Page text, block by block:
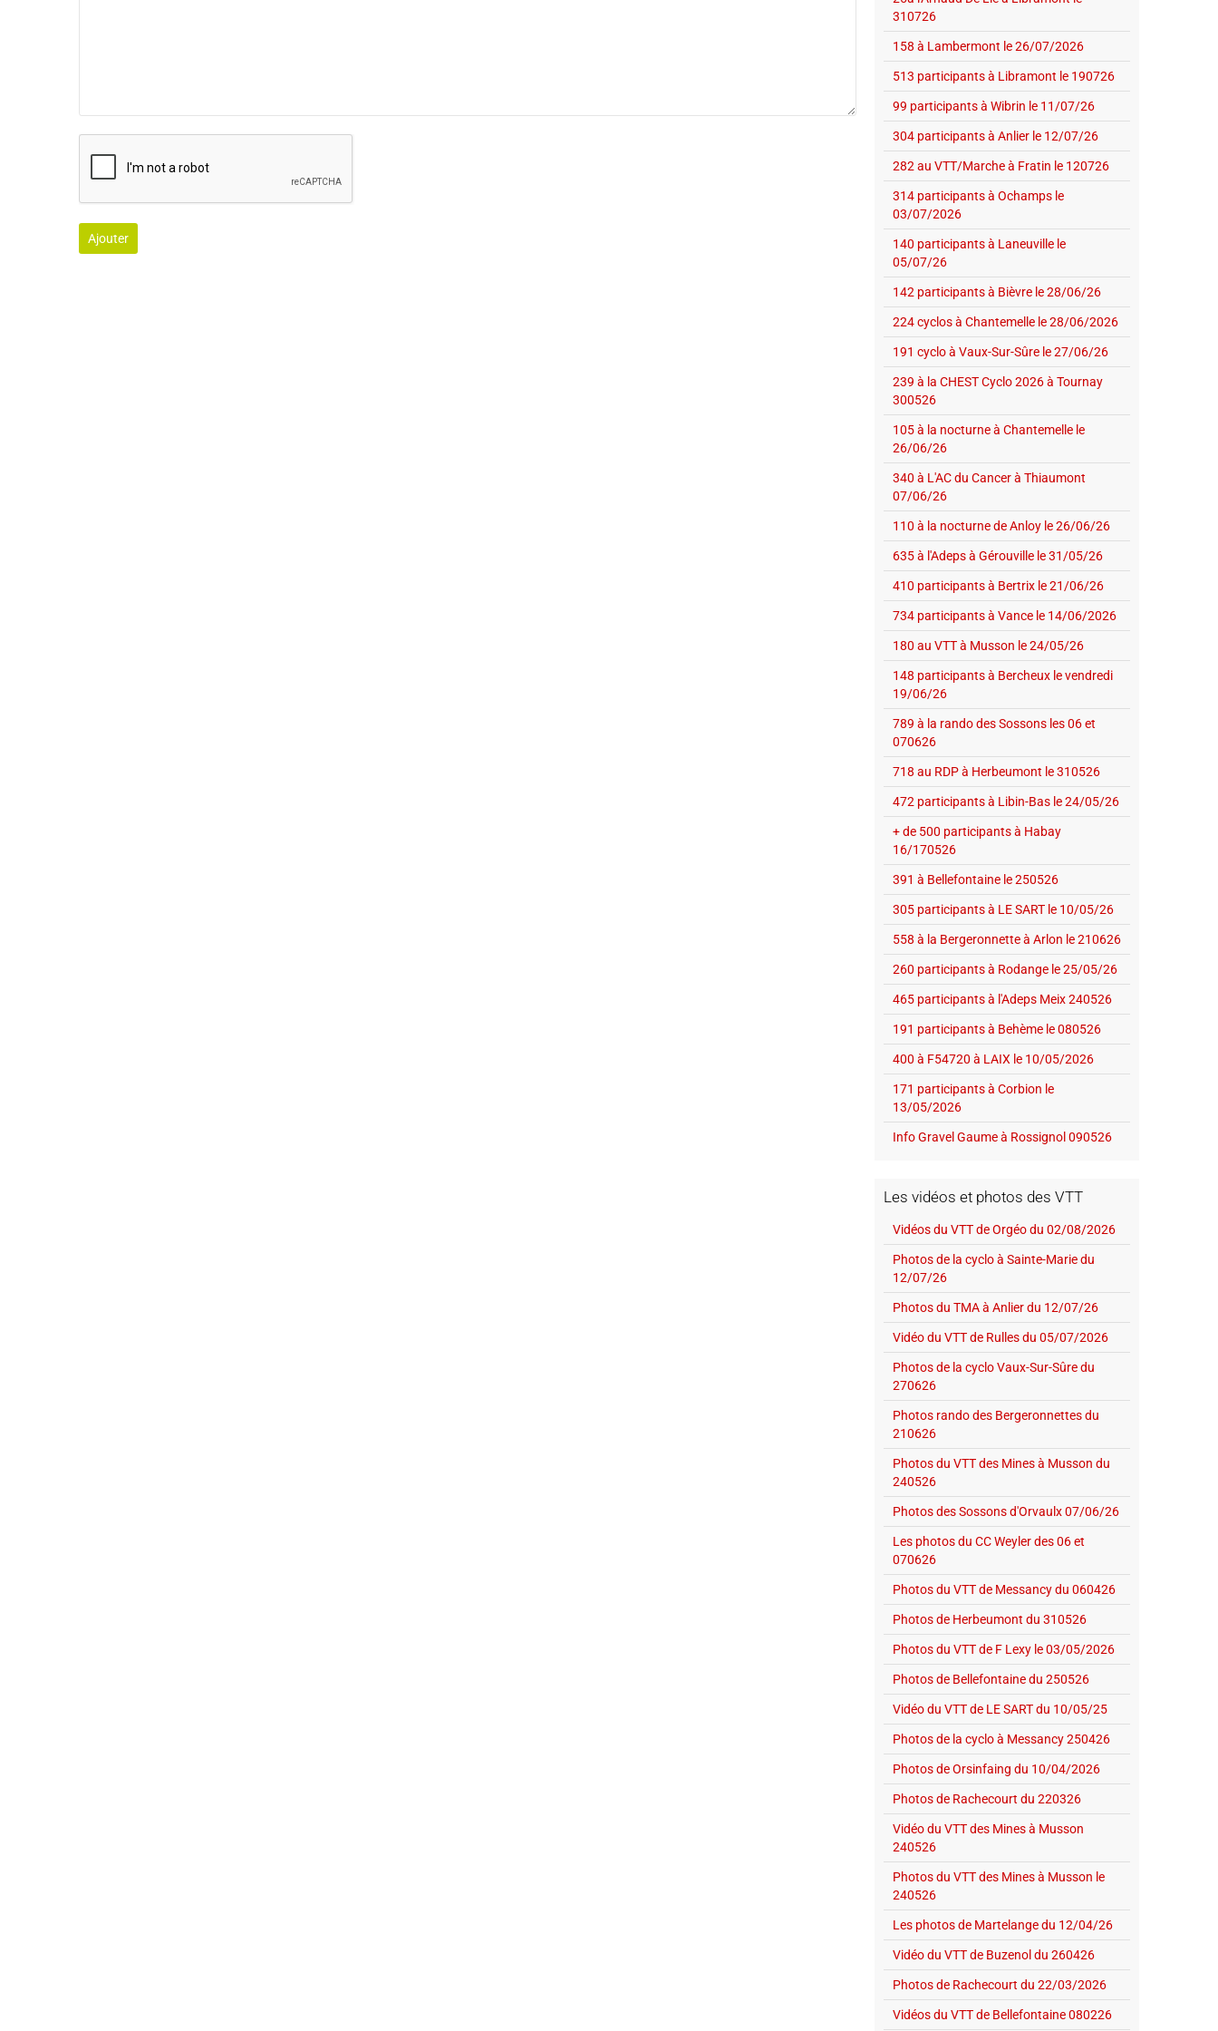
Ajouter
310726
158 à Lambermont le 26/07/2026
513 participants à Libramont le 190726
99 participants à Wibrin le 11/07/26
304 participants à Anlier le 12/07/26
282 au VTT/Marche à Fratin le 120726
314 participants à Ochamps le
03/07/2026
140 participants à Laneuville le
05/07/26
142 participants à Bièvre le 28/06/26
224 cyclos à Chantemelle le 28/06/2026
191 cyclo à Vaux-Sur-Sûre le 27/06/26
239 à la CHEST Cyclo 2026 à Tournay
300526
105 à la nocturne à Chantemelle le
26/06/26
340 à L'AC du Cancer à Thiaumont
07/06/26
110 à la nocturne de Anloy le 26/06/26
635 à l'Adeps à Gérouville le 31/05/26
410 participants à Bertrix le 21/06/26
734 participants à Vance le 14/06/2026
180 au VTT à Musson le 24/05/26
148 participants à Bercheux le vendredi
19/06/26
789 à la rando des Sossons les 06 et
070626
718 au RDP à Herbeumont le 310526
472 participants à Libin-Bas le 24/05/26
+ de 500 participants à Habay
16/170526
391 à Bellefontaine le 250526
305 participants à LE SART le 10/05/26
558 à la Bergeronnette à Arlon le 210626
260 participants à Rodange le 25/05/26
465 participants à l'Adeps Meix 240526
191 participants à Behème le 080526
400 à F54720 à LAIX le 10/05/2026
171 participants à Corbion le
13/05/2026
Info Gravel Gaume à Rossignol 090526
Les vidéos et photos des VTT
Vidéos du VTT de Orgéo du 02/08/2026
Photos de la cyclo à Sainte-Marie du
12/07/26
Photos du TMA à Anlier du 12/07/26
Vidéo du VTT de Rulles du 05/07/2026
Photos de la cyclo Vaux-Sur-Sûre du
270626
Photos rando des Bergeronnettes du
210626
Photos du VTT des Mines à Musson du
240526
Photos des Sossons d'Orvaulx 07/06/26
Les photos du CC Weyler des 06 et
070626
Photos du VTT de Messancy du 060426
Photos de Herbeumont du 310526
Photos du VTT de F Lexy le 03/05/2026
Photos de Bellefontaine du 250526
Vidéo du VTT de LE SART du 10/05/25
Photos de la cyclo à Messancy 250426
Photos de Orsinfaing du 10/04/2026
Photos de Rachecourt du 220326
Vidéo du VTT des Mines à Musson
240526
Photos du VTT des Mines à Musson le
240526
Les photos de Martelange du 12/04/26
Vidéo du VTT de Buzenol du 260426
Photos de Rachecourt du 22/03/2026
Vidéos du VTT de Bellefontaine 080226